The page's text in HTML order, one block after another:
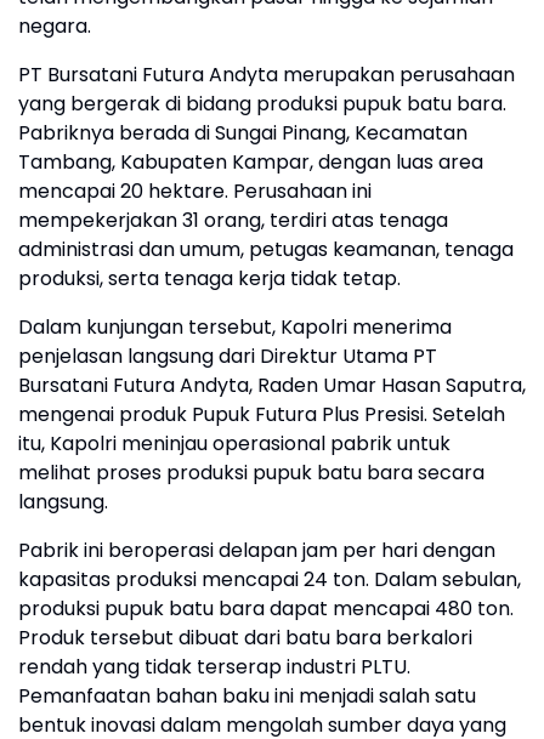
negara.
PT Bursatani Futura Andyta merupakan perusahaan
yang bergerak di bidang produksi pupuk batu bara.
Pabriknya berada di Sungai Pinang, Kecamatan
Tambang, Kabupaten Kampar, dengan luas area
mencapai 20 hektare. Perusahaan ini
mempekerjakan 31 orang, terdiri atas tenaga
administrasi dan umum, petugas keamanan, tenaga
produksi, serta tenaga kerja tidak tetap.
Dalam kunjungan tersebut, Kapolri menerima
penjelasan langsung dari Direktur Utama PT
Bursatani Futura Andyta, Raden Umar Hasan Saputra,
mengenai produk Pupuk Futura Plus Presisi. Setelah
itu, Kapolri meninjau operasional pabrik untuk
melihat proses produksi pupuk batu bara secara
langsung.
Pabrik ini beroperasi delapan jam per hari dengan
kapasitas produksi mencapai 24 ton. Dalam sebulan,
produksi pupuk batu bara dapat mencapai 480 ton.
Produk tersebut dibuat dari batu bara berkalori
rendah yang tidak terserap industri PLTU.
Pemanfaatan bahan baku ini menjadi salah satu
bentuk inovasi dalam mengolah sumber daya yang